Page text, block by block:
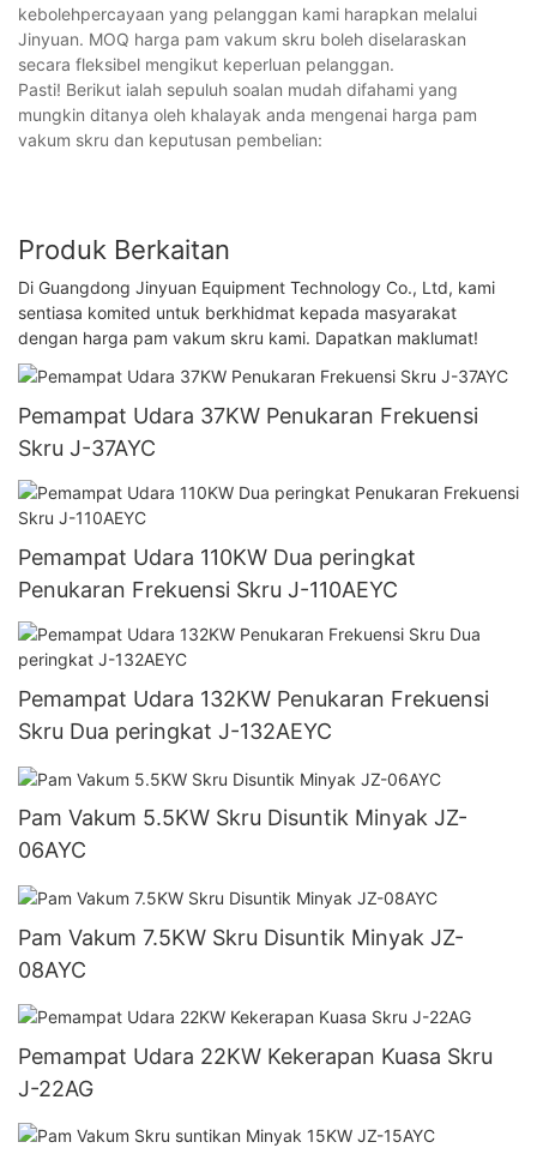
kebolehpercayaan yang pelanggan kami harapkan melalui
Jinyuan. MOQ harga pam vakum skru boleh diselaraskan
secara fleksibel mengikut keperluan pelanggan.
Pasti! Berikut ialah sepuluh soalan mudah difahami yang
mungkin ditanya oleh khalayak anda mengenai harga pam
vakum skru dan keputusan pembelian:
Produk Berkaitan
Di Guangdong Jinyuan Equipment Technology Co., Ltd, kami
sentiasa komited untuk berkhidmat kepada masyarakat
dengan harga pam vakum skru kami. Dapatkan maklumat!
Pemampat Udara 37KW Penukaran Frekuensi
Skru J-37AYC
Pemampat Udara 110KW Dua peringkat
Penukaran Frekuensi Skru J-110AEYC
Pemampat Udara 132KW Penukaran Frekuensi
Skru Dua peringkat J-132AEYC
Pam Vakum 5.5KW Skru Disuntik Minyak JZ-
06AYC
Pam Vakum 7.5KW Skru Disuntik Minyak JZ-
08AYC
Pemampat Udara 22KW Kekerapan Kuasa Skru
J-22AG